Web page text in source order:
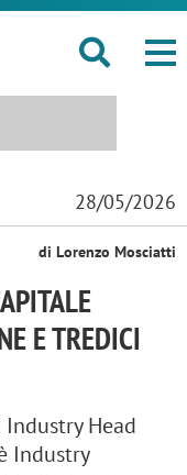
28/05/2026
di Lorenzo Mosciatti
E TREDICI
Head
Industry